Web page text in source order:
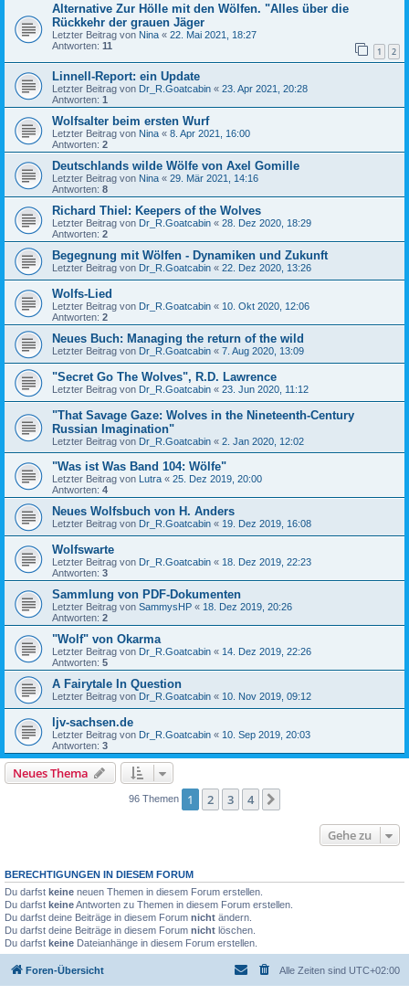
Alternative Zur Hölle mit den Wölfen. "Alles über die
Rückkehr der grauen Jäger
Letzter Beitrag von Nina « 22. Mai 2021, 18:27
Antworten: 11 1 2
Linnell-Report: ein Update
Letzter Beitrag von Dr_R.Goatcabin « 23. Apr 2021, 20:28
Antworten: 1
Wolfsalter beim ersten Wurf
Letzter Beitrag von Nina « 8. Apr 2021, 16:00
Antworten: 2
Deutschlands wilde Wölfe von Axel Gomille
Letzter Beitrag von Nina « 29. Mär 2021, 14:16
Antworten: 8
Richard Thiel: Keepers of the Wolves
Letzter Beitrag von Dr_R.Goatcabin « 28. Dez 2020, 18:29
Antworten: 2
Begegnung mit Wölfen - Dynamiken und Zukunft
Letzter Beitrag von Dr_R.Goatcabin « 22. Dez 2020, 13:26
Wolfs-Lied
Letzter Beitrag von Dr_R.Goatcabin « 10. Okt 2020, 12:06
Antworten: 2
Neues Buch: Managing the return of the wild
Letzter Beitrag von Dr_R.Goatcabin « 7. Aug 2020, 13:09
"Secret Go The Wolves", R.D. Lawrence
Letzter Beitrag von Dr_R.Goatcabin « 23. Jun 2020, 11:12
"That Savage Gaze: Wolves in the Nineteenth-Century
Russian Imagination"
Letzter Beitrag von Dr_R.Goatcabin « 2. Jan 2020, 12:02
"Was ist Was Band 104: Wölfe"
Letzter Beitrag von Lutra « 25. Dez 2019, 20:00
Antworten: 4
Neues Wolfsbuch von H. Anders
Letzter Beitrag von Dr_R.Goatcabin « 19. Dez 2019, 16:08
Wolfswarte
Letzter Beitrag von Dr_R.Goatcabin « 18. Dez 2019, 22:23
Antworten: 3
Sammlung von PDF-Dokumenten
Letzter Beitrag von SammysHP « 18. Dez 2019, 20:26
Antworten: 2
"Wolf" von Okarma
Letzter Beitrag von Dr_R.Goatcabin « 14. Dez 2019, 22:26
Antworten: 5
A Fairytale In Question
Letzter Beitrag von Dr_R.Goatcabin « 10. Nov 2019, 09:12
ljv-sachsen.de
Letzter Beitrag von Dr_R.Goatcabin « 10. Sep 2019, 20:03
Antworten: 3
Neues Thema
96 Themen 1 2 3 4
Gehe zu
BERECHTIGUNGEN IN DIESEM FORUM
Du darfst keine neuen Themen in diesem Forum erstellen.
Du darfst keineAntworten zu Themen in diesem Forum erstellen.
Du darfst deine Beiträge in diesem Forum nicht ändern.
Du darfst deine Beiträge in diesem Forum nicht löschen.
Du darfst keine Dateianhänge in diesem Forum erstellen.
Foren-Übersicht Alle Zeiten sind UTC+02:00